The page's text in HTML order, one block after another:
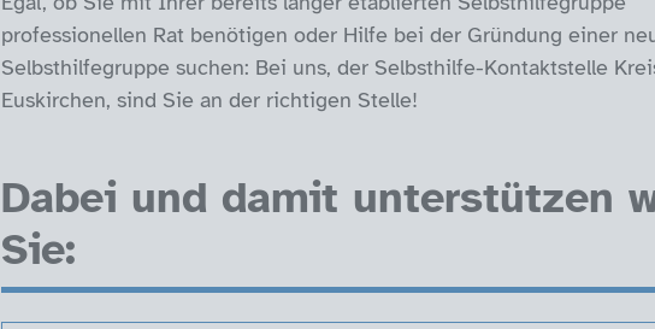
professionellen Rat benötigen oder Hilfe bei der Gründung einer
Selbsthilfegruppe suchen: Bei uns, der Selbsthilfe-Kontaktstelle
Euskirchen, sind Sie an der richtigen Stelle!
Dabei und damit unterstützen
Sie: